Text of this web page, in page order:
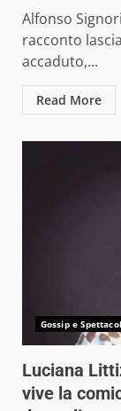
Alfonso
racconto
accaduto,...
Read More
Gossip e
Luciana
vive la